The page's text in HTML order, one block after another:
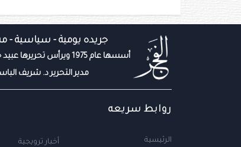
جريده يومية - سياسية -
أسسها عام 1975 ويرأس تحريرها عبيد حميد المزروعي
مدير التحرير د. شريف
روابط سريعه
الرئيسية أخبار ترويجية